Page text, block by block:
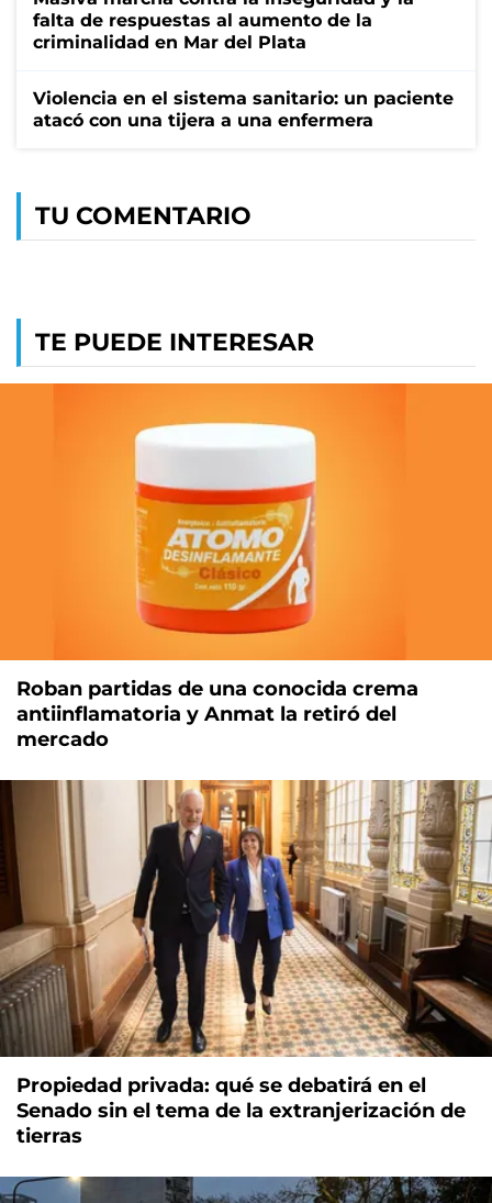
falta de respuestas al aumento de la
criminalidad en Mar del Plata
Violencia en el sistema sanitario: un paciente
atacó con una tijera a una enfermera
TU COMENTARIO
TE PUEDE INTERESAR
Roban partidas de una conocida crema
antiinflamatoria y Anmat la retiró del
mercado
Propiedad privada: qué se debatirá en el
Senado sin el tema de la extranjerización de
tierras